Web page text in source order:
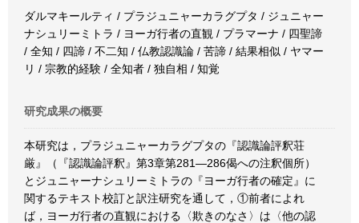
ダルマキールティ / プラジュニャーカラグプタ / ジュニャー
ナシュリーミトラ / ヨーガ行者の直観 / プラマーナ / 四聖諦
/ 全知 / 四諦 / 不二知 / 仏教認識論 / 苦諦 / 結果相似 / ヤマー
リ / 宗教的経験 / 全知者 / 独自相 / 知覚
研究成果の概要
本研究は，プラジュニャーカラグプタの『認識論評釈荘
厳』（『認識論評釈』第3章第281―286偈への注釈個所）
とジュニャーナシュリーミトラの『ヨーガ行者の確定』に
関するテキスト校訂と訳注研究を通して，①前者によれ
ば，ヨーガ行者の直観における〈欺きのなさ〉は〈他の認